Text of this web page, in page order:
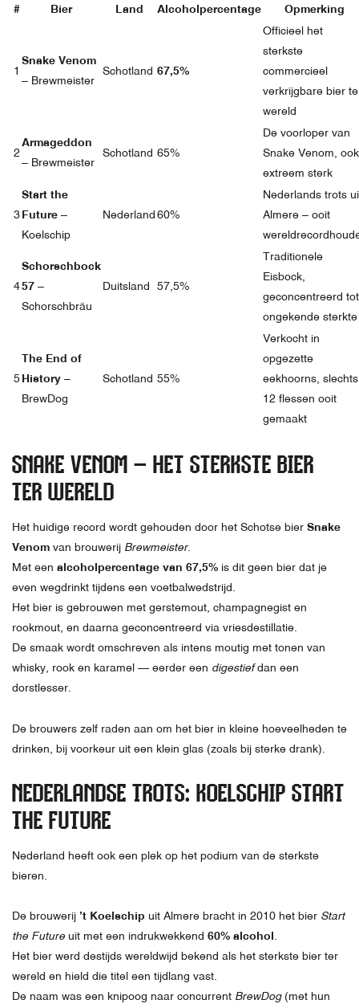
# Bier Land Alcoholpercentage Opmerking
1
Snake Venom
– Brewmeister
Schotland 67,5%
Officieel het
sterkste
commercieel
verkrijgbare bier
wereld
2
Armageddon
– Brewmeister
Schotland 65%
De voorloper van
Snake Venom, ook
extreem sterk
3
Start the
Future –
Koelschip
Nederland60%
Nederlands trots
Almere – ooit
4
Schorschbock
57 –
Schorschbräu
Duitsland 57,5%
Traditionele
Eisbock,
geconcentreerd tot
ongekende sterkte
5
The End of
History –
BrewDog
Schotland 55%
Verkocht in
opgezette
eekhoorns, slechts
12 flessen ooit
gemaakt
SNAKE VENOM – HET STERKSTE BIER
TER WERELD
Het huidige record wordt gehouden door het Schotse bier Snake
Venom van brouwerij Brewmeister.
Met een alcoholpercentage van 67,5% is dit geen bier dat je
even wegdrinkt tijdens een voetbalwedstrijd.
Het bier is gebrouwen met gerstemout, champagnegist en
rookmout, en daarna geconcentreerd via vriesdestillatie.
De smaak wordt omschreven als intens moutig met tonen van
whisky, rook en karamel — eerder een digestiefdan een
dorstlesser.
De brouwers zelf raden aan om het bier in kleine hoeveelheden te
drinken, bij voorkeur uit een klein glas (zoals bij sterke drank).
NEDERLANDSE TROTS: KOELSCHIP START
THE FUTURE
Nederland heeft ook een plek op het podium van de sterkste
bieren.
De brouwerij ’t Koelschip uit Almere bracht in 2010 het bier Start
the Future uit met een indrukwekkend 60% alcohol
Het bier werd destijds wereldwijd bekend als het sterkste bier ter
wereld en hield die titel een tijdlang vast.
De naam was een knipoog naar concurrent BrewDog(met hun